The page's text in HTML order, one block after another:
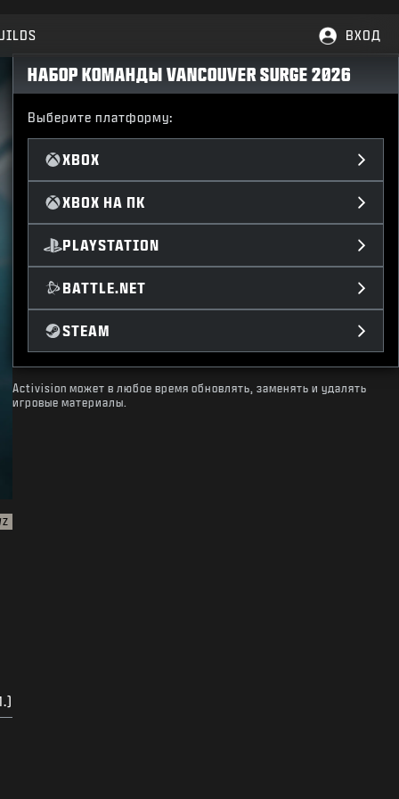
ВХОД
НАБОР КОМАНДЫ VANCOUVER SURGE 2026
Выберите платформу:
XBOX
XBOX НА ПК
PLAYSTATION
BATTLE.NET
STEAM
Activision может в любое время обновлять, заменять и удалять
игровые материалы.